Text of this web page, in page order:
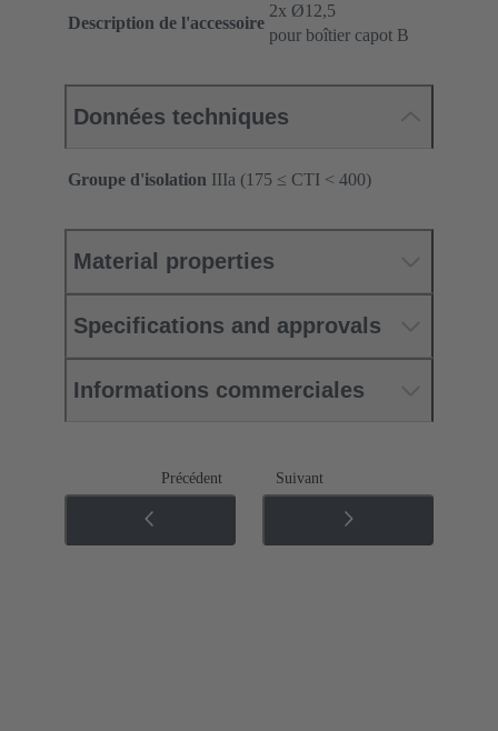
Description de l'accessoire
2x Ø12,5
pour boîtier capot B
Données techniques
Groupe d'isolation IIIa (175 ≤ CTI < 400)
Material properties
Specifications and approvals
Informations commerciales
Précédent Suivant